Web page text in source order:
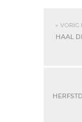
« VORIG
HAAL